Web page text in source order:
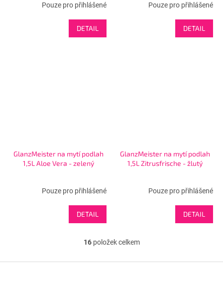
Pouze pro přihlášené
DETAIL
Pouze pro přihlášené
DETAIL
GlanzMeister na mytí podlah
1,5L Aloe Vera - zelený
Pouze pro přihlášené
DETAIL
GlanzMeister na mytí podlah
1,5L Zitrusfrische - žlutý
Pouze pro přihlášené
DETAIL
O
l
16položek celkem